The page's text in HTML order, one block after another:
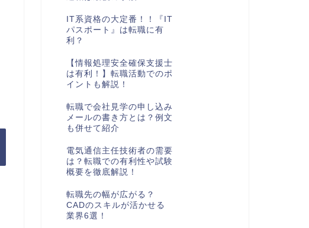
IT系資格の大定番！！『IT
パスポート』は転職に有
利？
【情報処理安全確保支援士
は有利！】転職活動でのポ
イントも解説！
転職で会社見学の申し込み
メールの書き方とは？例文
も併せて紹介
電気通信主任技術者の需要
は？転職での有利性や試験
概要を徹底解説！
転職先の幅が広がる？
CADのスキルが活かせる
業界6選！